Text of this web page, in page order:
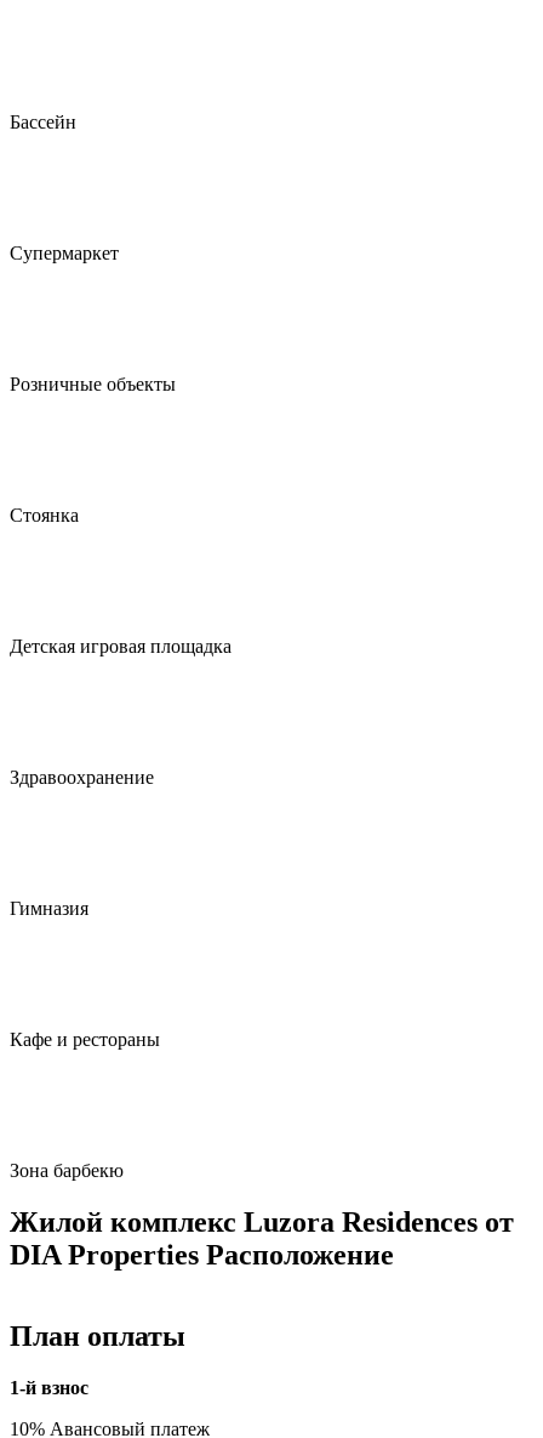
Бассейн
Супермаркет
Розничные объекты
Стоянка
Детская игровая площадка
Здравоохранение
Гимназия
Кафе и рестораны
Зона барбекю
Жилой комплекс Luzora Residences от
DIA Properties Расположение
План оплаты
1-й взнос
10% Авансовый платеж